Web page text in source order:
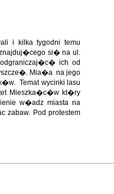
i kilka tygodni temu
si� na ul.
ich od
Mia�a na jego
Temat wycinki lasu
Mieszka�c�w kt�ry
w�adz miasta na
zabaw. Pod protestem